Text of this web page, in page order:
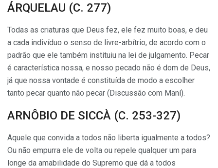
ÁRQUELAU (C. 277)
Todas as criaturas que Deus fez, ele fez muito boas, e deu
a cada indi­víduo o senso de livre-arbítrio, de acordo com o
padrão que ele também instituiu na lei de julgamento. Pecar
é característica nossa, e nosso pecado não é dom de Deus,
já que nossa vontade é constituída de modo a escolher
tanto pecar quanto não pecar (Discussão com Maní).
ARNÔBIO DE SICCÀ (C. 253-327)
Aquele que convida a todos não liberta igualmente a todos?
Ou não empurra ele de volta ou repele qualquer um para
longe da amabilidade do Supremo que dá a todos